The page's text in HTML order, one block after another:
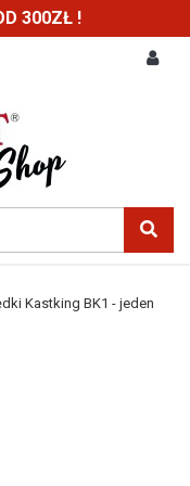
300ZŁ !
Kastking BK1 - jeden